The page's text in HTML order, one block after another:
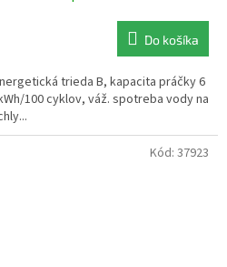
Do košíka
trieda B, kapacita práčky 6
100 cyklov, váž. spotreba vody na
Kód: 37923